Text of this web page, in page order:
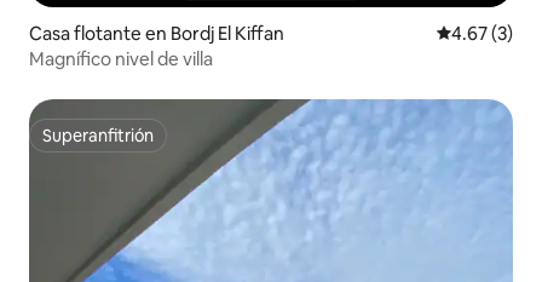
Casa flotante en Bordj El Kiffan Calificación
4.67 (3)
Magnífico nivel de villa
Superanfitrión
Superanfitrión